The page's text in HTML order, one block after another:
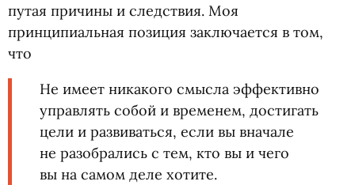
путая причины и следствия. Моя
принципиальная позиция заключается в том,
что
Не имеет никакого смысла эффективно
управлять собой и временем, достигать
цели и развиваться, если вы вначале
не разобрались с тем, кто вы и чего
вы на самом деле хотите.